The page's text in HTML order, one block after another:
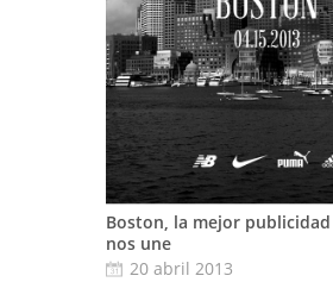
Boston, la mejor
nos une
20 abril 2013